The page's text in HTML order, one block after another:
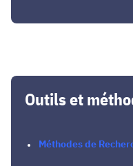
Outils et
Méthodes de